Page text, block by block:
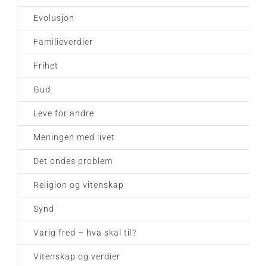
Evolusjon
Familieverdier
Frihet
Gud
Leve for andre
Meningen med livet
Det ondes problem
Religion og vitenskap
Synd
Varig fred – hva skal til?
Vitenskap og verdier